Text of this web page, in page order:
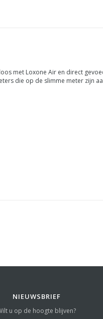
met Loxone Air en direct
die op de slimme meter zijn
NIEUWSBRIEF
u op de hoogte blijven?